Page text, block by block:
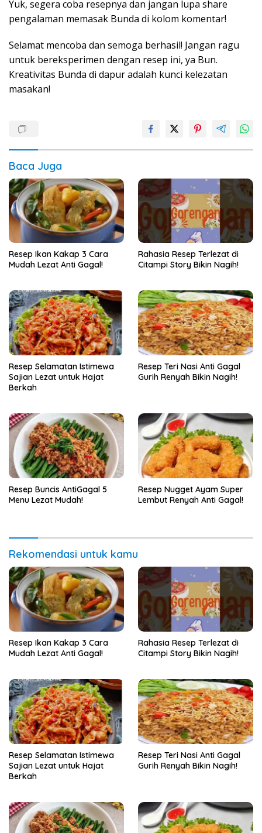
Yuk, segera coba resepnya dan jangan lupa share
pengalaman memasak Bunda di kolom komentar!
Selamat mencoba dan semoga berhasil! Jangan ragu
untuk bereksperimen dengan resep ini, ya Bun.
Kreativitas Bunda di dapur adalah kunci kelezatan
masakan!
Baca Juga
Resep Ikan Kakap 3 Cara
Mudah Lezat Anti Gagal!
Rahasia Resep Terlezat di
Citampi Story Bikin Nagih!
Resep Selamatan Istimewa
Sajian Lezat untuk Hajat
Berkah
Resep Teri Nasi Anti Gagal
Gurih Renyah Bikin Nagih!
Resep Buncis AntiGagal 5
Menu Lezat Mudah!
Resep Nugget Ayam Super
Lembut Renyah Anti Gagal!
Rekomendasi untuk kamu
Resep Ikan Kakap 3 Cara
Mudah Lezat Anti Gagal!
Rahasia Resep Terlezat di
Citampi Story Bikin Nagih!
Resep Selamatan Istimewa
Sajian Lezat untuk Hajat
Berkah
Resep Teri Nasi Anti Gagal
Gurih Renyah Bikin Nagih!